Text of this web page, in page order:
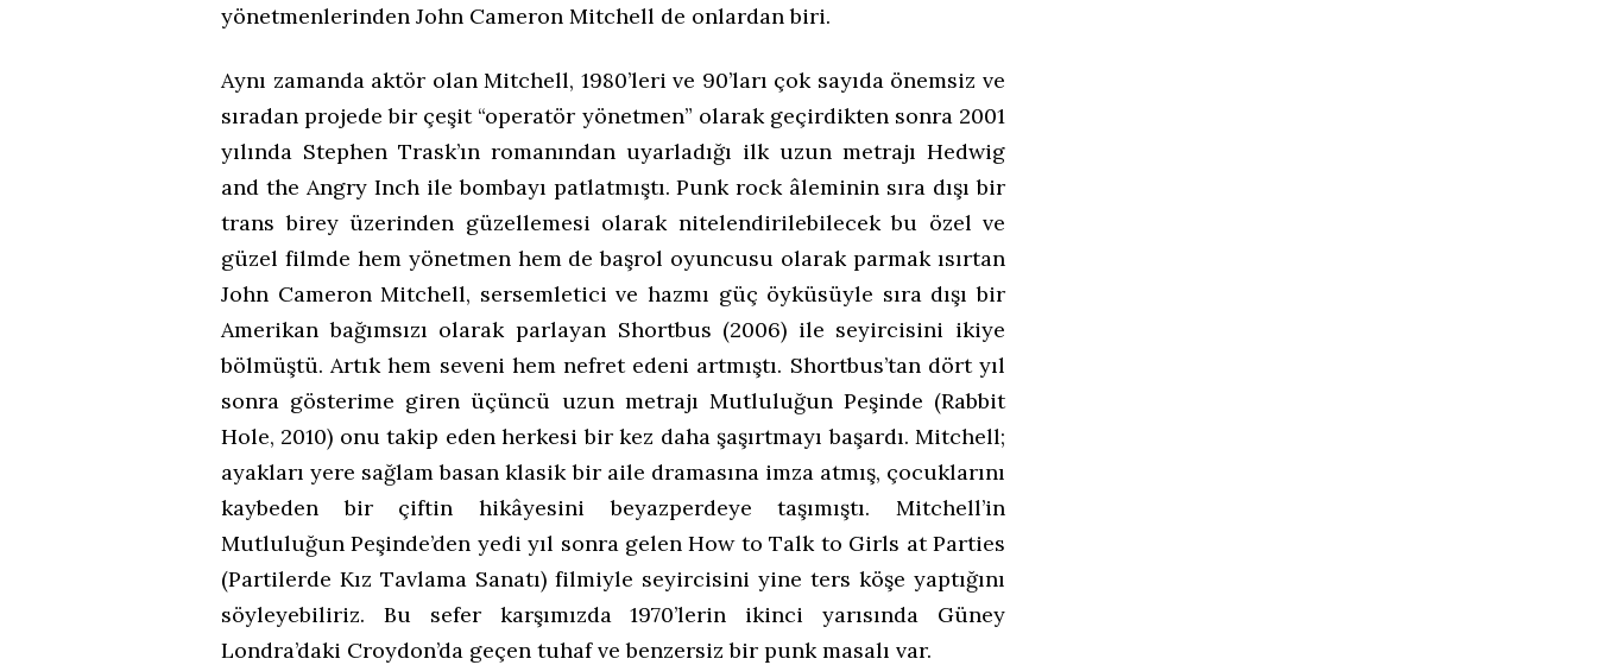
yönetmenlerinden John Cameron Mitchell de onlardan biri.
Aynı zamanda aktör olan Mitchell, 1980’leri ve 90’ları çok sayıda önemsiz ve
sıradan projede bir çeşit “operatör yönetmen” olarak geçirdikten sonra 2001
yılında Stephen Trask’ın romanından uyarladığı ilk uzun metrajı Hedwig
and the Angry Inch ile bombayı patlatmıştı. Punk rock âleminin sıra dışı bir
trans birey üzerinden güzellemesi olarak nitelendirilebilecek bu özel ve
güzel filmde hem yönetmen hem de başrol oyuncusu olarak parmak ısırtan
John Cameron Mitchell, sersemletici ve hazmı güç öyküsüyle sıra dışı bir
Amerikan bağımsızı olarak parlayan Shortbus (2006) ile seyircisini ikiye
bölmüştü. Artık hem seveni hem nefret edeni artmıştı. Shortbus’tan dört yıl
sonra gösterime giren üçüncü uzun metrajı Mutluluğun Peşinde (Rabbit
Hole, 2010) onu takip eden herkesi bir kez daha şaşırtmayı başardı. Mitchell;
ayakları yere sağlam basan klasik bir aile dramasına imza atmış, çocuklarını
kaybeden bir çiftin hikâyesini beyazperdeye taşımıştı. Mitchell’in
Mutluluğun Peşinde’den yedi yıl sonra gelen How to Talk to Girls at Parties
(Partilerde Kız Tavlama Sanatı) filmiyle seyircisini yine ters köşe yaptığını
söyleyebiliriz. Bu sefer karşımızda 1970’lerin ikinci yarısında Güney
Londra’daki Croydon’da geçen tuhaf ve benzersiz bir punk masalı var.